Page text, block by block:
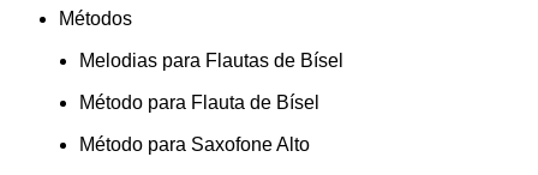
Métodos
Melodias para Flautas de Bísel
Método para Flauta de Bísel
Método para Saxofone Alto